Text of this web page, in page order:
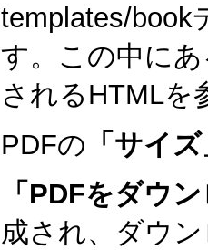
templates/book
す。この中に
されるHTMLを
PDFの 「サイ
「PDFをダウ
成され、ダウ